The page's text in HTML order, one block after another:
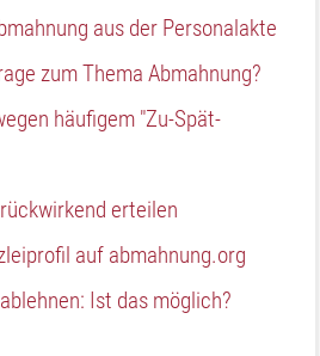
aus der Personalakte
zum Thema Abmahnung?
häufigem "Zu-Spät-
erteilen
auf abmahnung.org
Ist das möglich?